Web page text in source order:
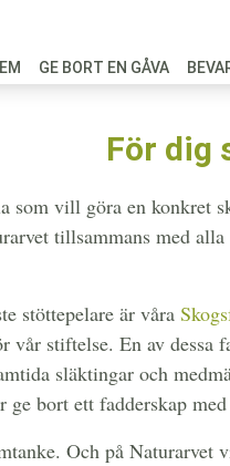
GE BORT EN GÅVA
För dig
som vill göra en konkret
tillsammans med
stöttepelare är våra
vår stiftelse. En av
släktingar och
ge bort ett fadderskap
Och på Naturarvet